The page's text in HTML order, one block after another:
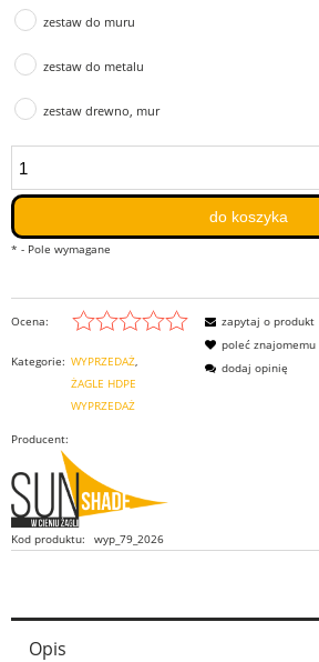
zestaw do muru
zestaw do metalu
zestaw drewno, mur
do koszyka
* - Pole wymagane
Ocena:
Kategorie: WYPRZEDAŻ
ŻAGLE HDPE
WYPRZEDAŻ
Producent:
Kod produktu: wyp_79_2026
zapytaj o produkt
poleć znajomemu
dodaj opinię
Opis